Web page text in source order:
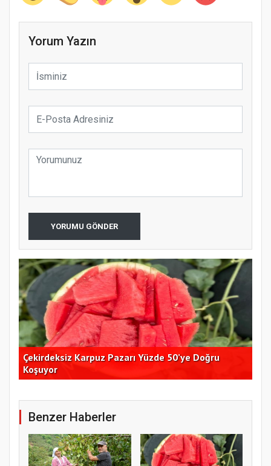
Yorum Yazın
YORUMU GÖNDER
Çekirdeksiz Karpuz Pazarı Yüzde 50’ye Doğru
Koşuyor
Benzer Haberler